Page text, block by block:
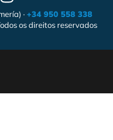
·+34 950 558 338
os direitos reservados